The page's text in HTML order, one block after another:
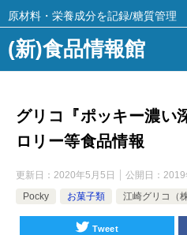
(新)食品情報館
原材料・栄養成分を記録/糖質管理
グリコ『ポッキー濃い
ロリー等食品情報
更新日： 2020年5月5日 公開日： 2019
Pocky
お菓子類 江崎グリコ（株
Tweet